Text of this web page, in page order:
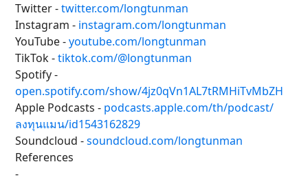
Twitter -twitter.com/longtunman
Instagram - instagram.com/longtunman
YouTube -youtube.com/longtunman
TikTok -tiktok.com/@longtunman
Spotify -
open.spotify.com/show/4jz0qVn1AL7tRMHiTvMbZH
Apple Podcasts - podcasts.apple.com/th/podcast/
ลงทุนแมน/id1543162829
Soundcloud -soundcloud.com/longtunman
References
-